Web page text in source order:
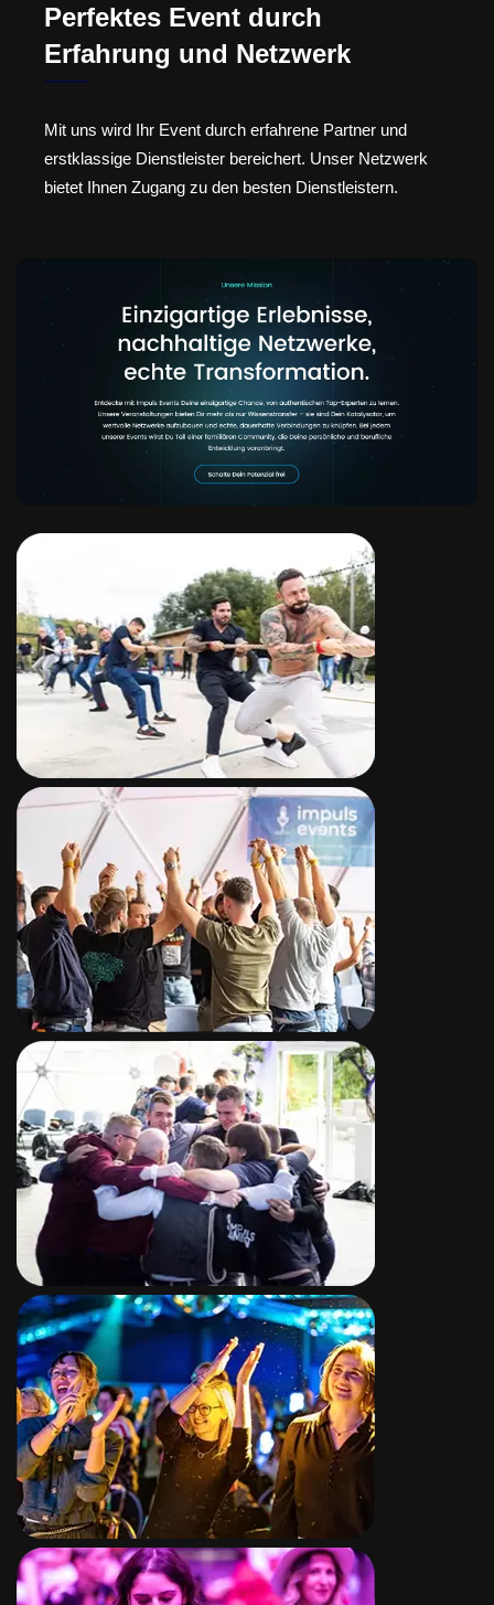
Perfektes Event durch
Erfahrung und Netzwerk
Mit uns wird Ihr Event durch erfahrene Partner und
erstklassige Dienstleister bereichert. Unser Netzwerk
bietet Ihnen Zugang zu den besten Dienstleistern.